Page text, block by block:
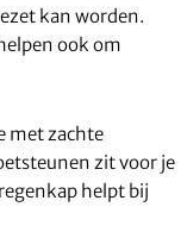
kan worden.
ook om
met zachte
zit voor je
helpt bij